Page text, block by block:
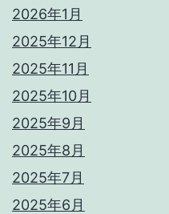
2026年1月
2025年12月
2025年11月
2025年10月
2025年9月
2025年8月
2025年7月
2025年6月